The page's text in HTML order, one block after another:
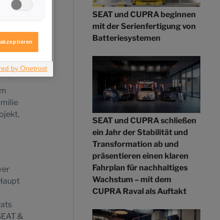
&
SEAT und CUPRA beginnen
mit der Serienfertigung von
Batteriesystemen
SEAT und CUPRA schließen
ein Jahr der Stabilität und
Transformation ab und
präsentieren einen klaren
Fahrplan für nachhaltiges
Wachstum – mit dem
CUPRA Raval als Auftakt